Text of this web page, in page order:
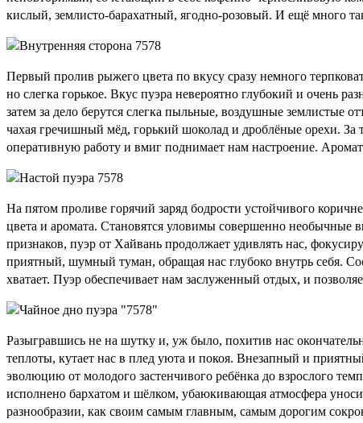
кислый, землисто-барахатный, ягодно-розовый. И ещё много
Первый пролив рыжего цвета по вкусу сразу немного
но слегка горькое. Вкус пуэра невероятно глубокий и
затем за дело берутся слегка пыльные, воздушные землистые
чахая гречишный мёд, горький шоколад и дроблёные орехи. За
оперативную работу и вмиг поднимает нам настроение.
На пятом проливе горячий заряд бодрости устойчивого
цвета и аромата. Становятся уловимы совершенно необычные
признаков, пуэр от Хайвань продолжает удивлять нас,
приятный, шумный туман, обращая нас глубоко внутрь себя.
хватает. Пуэр обеспечивает нам заслуженный отдых, и
Разыгравшись не на шутку и, уж было, похитив нас
теплоты, кутает нас в плед уюта и покоя. Внезапный и
эволюцию от молодого застенчивого ребёнка до взрослого
исполнено бархатом и шёлком, убаюкивающая атмосфера
разнообразии, как своим самым главным, самым дорогим